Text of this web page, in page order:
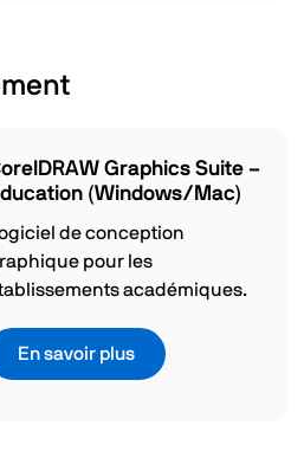
Graphics Suite –
(Windows/Mac)
de conception
pour les
académiques.
En savoir plus